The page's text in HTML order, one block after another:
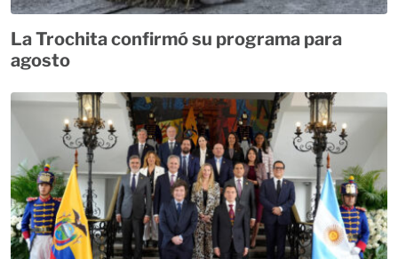
La Trochita confirmó su programa para
agosto